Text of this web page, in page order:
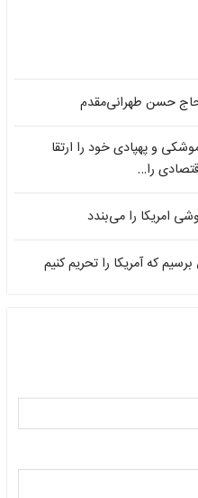
حسن طهرانی‌مقدم
و پهپادی خود را ارتقا
را…
امریکا را می‌بندد
که آمریکا را تحریم کنیم